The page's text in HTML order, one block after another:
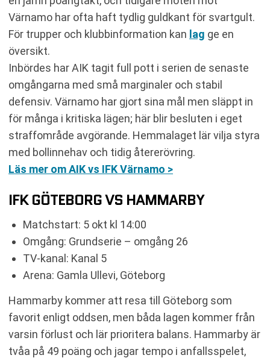
Värnamo har ofta haft tydlig guldkant för svartgult.
För trupper och klubbinformation kan lag ge en
översikt.
Inbördes har AIK tagit full pott i serien de senaste
omgångarna med små marginaler och stabil
defensiv. Värnamo har gjort sina mål men släppt in
för många i kritiska lägen; här blir besluten i eget
straffområde avgörande. Hemmalaget lär vilja styra
med bollinnehav och tidig återerövring.
Läs mer om AIK vs IFK Värnamo >
IFK GÖTEBORG VS HAMMARBY
Matchstart: 5 okt kl 14:00
Omgång: Grundserie – omgång 26
TV-kanal: Kanal 5
Arena: Gamla Ullevi, Göteborg
Hammarby kommer att resa till Göteborg som
favorit enligt oddsen, men båda lagen kommer från
varsin förlust och lär prioritera balans. Hammarby är
tvåa på 49 poäng och jagar tempo i anfallsspelet,